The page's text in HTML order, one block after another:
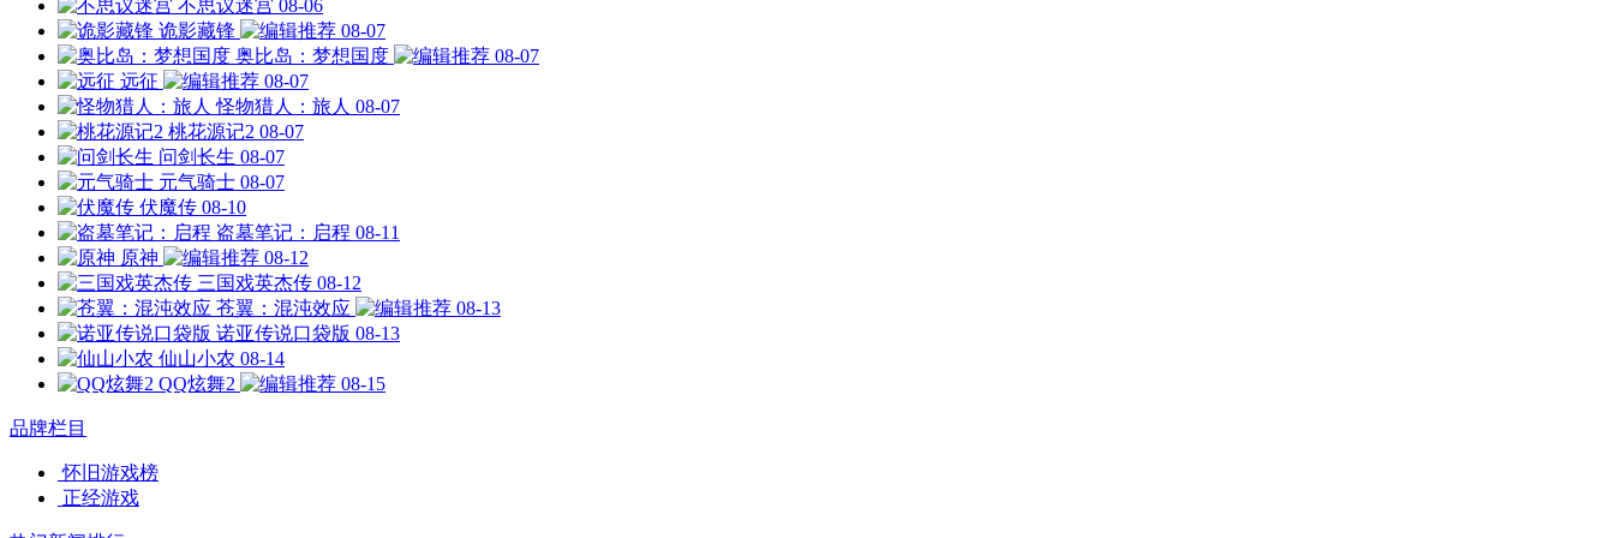
不思议迷宫 08-06
诡影藏锋
08-07
奥比岛：梦想国度
08-07
远征
08-07
怪物猎人：旅人 08-07
桃花源记2 08-07
问剑长生 08-07
元气骑士 08-07
伏魔传 08-10
盗墓笔记：启程 08-11
原神
08-12
三国戏英杰传 08-12
苍翼：混沌效应
08-13
诺亚传说口袋版 08-13
仙山小农 08-14
QQ炫舞2
08-15
品牌栏目
怀旧游戏榜
正经游戏